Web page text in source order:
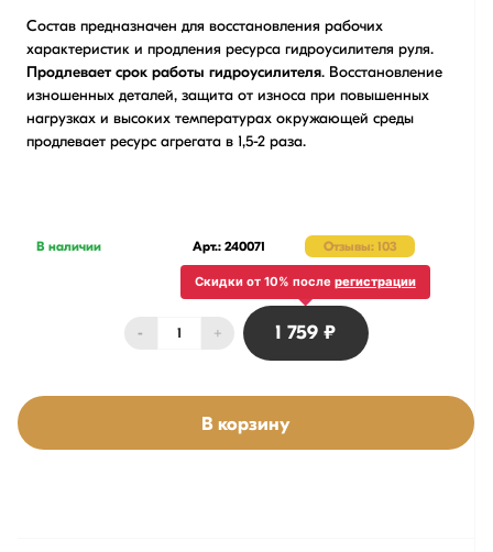
Состав предназначен для восстановления рабочих
характеристик и продления ресурса гидроусилителя руля.
Продлевает срок работы гидроусилителя. Восстановление
изношенных деталей, защита от износа при повышенных
нагрузках и высоких температурах окружающей среды
продлевает ресурс агрегата в 1,5-2 раза.
В наличии Арт.: 240071 Отзывы: 103
- + 1 759 ₽
В корзину
Скидки от 10% после регистрации